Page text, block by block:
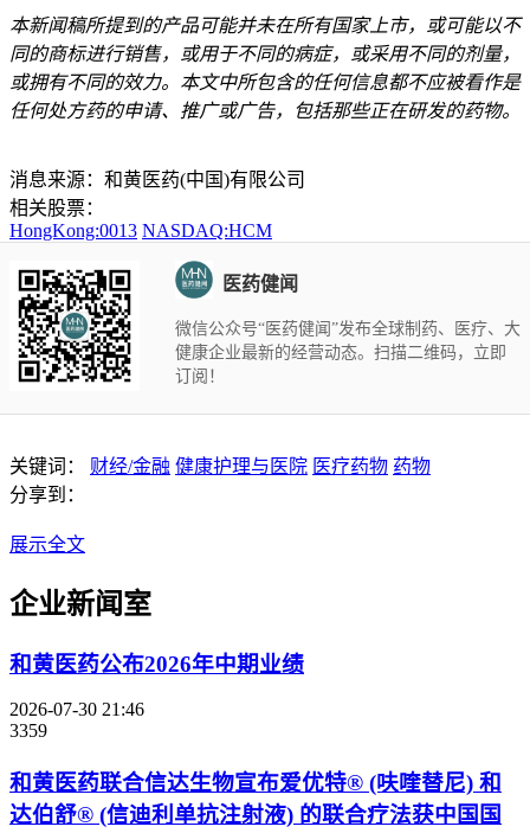
本新闻稿所提到的产品可能并未在所有国家上市，或可能以不
同的商标进行销售，或用于不同的病症，或采用不同的剂量，
或拥有不同的效力。本文中所包含的任何信息都不应被看作是
任何处方药的申请、推广或广告，包括那些正在研发的药物。
消息来源：和黄医药(中国)有限公司
相关股票：
HongKong:0013 NASDAQ:HCM
医药健闻
微信公众号“医药健闻”发布全球制药、医疗、大
健康企业最新的经营动态。扫描二维码，立即
订阅！
关键词： 财经/金融 健康护理与医院 医疗药物 药物
分享到：
展示全文
企业新闻室
和黄医药公布2026年中期业绩
2026-07-30 21:46
3359
和黄医药联合信达生物宣布爱优特® (呋喹替尼) 和
达伯舒® (信迪利单抗注射液) 的联合疗法获中国国